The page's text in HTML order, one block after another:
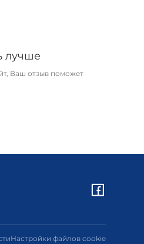
лучше
Ваш отзыв поможет
Настройки файлов cookie